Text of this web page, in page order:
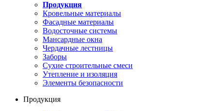
Продукция
Кровельные материалы
Фасадные материалы
Водосточные системы
Мансардные окна
Чердачные лестницы
Заборы
Сухие строительные смеси
Утепление и изоляция
Элементы безопасности
Продукция